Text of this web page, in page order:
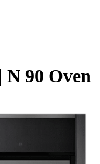
N 90 Oven